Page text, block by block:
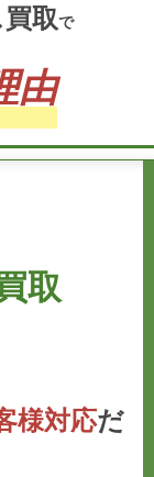
取で
由
取
様対応だ